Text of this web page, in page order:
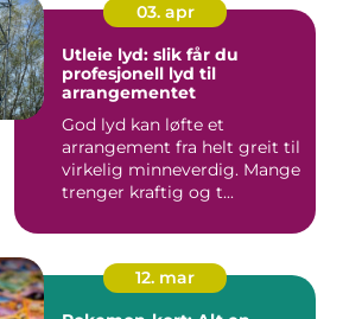
03. apr
Utleie lyd: slik får du
profesjonell lyd til
arrangementet
God lyd kan løfte et
arrangement fra helt greit til
virkelig minneverdig. Mange
trenger kraftig og t...
12. mar